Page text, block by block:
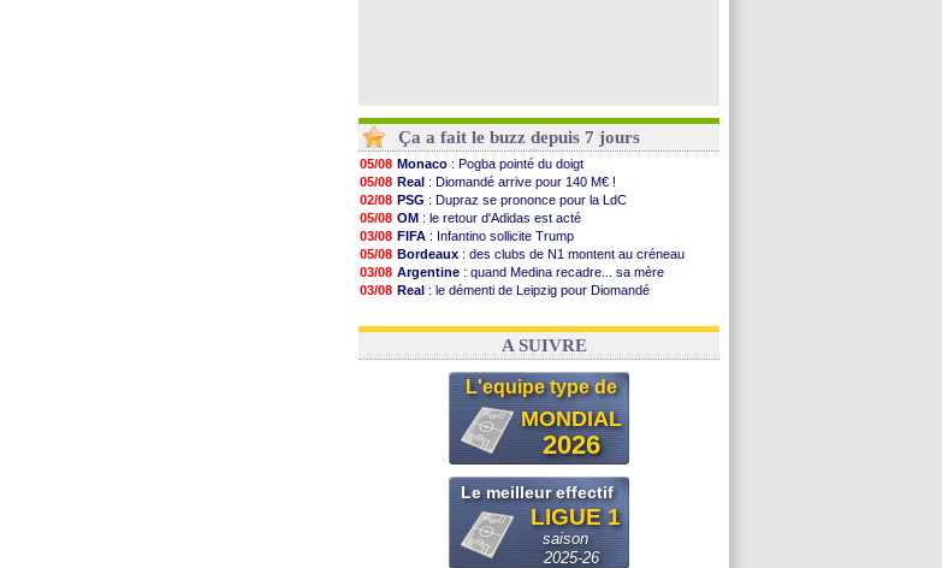
Ça a fait le buzz depuis 7 jours
05/08 Monaco : Pogba pointé du doigt
05/08 Real : Diomandé arrive pour 140 M€ !
02/08 PSG : Dupraz se prononce pour la LdC
05/08 OM : le retour d'Adidas est acté
03/08 FIFA : Infantino sollicite Trump
05/08 Bordeaux : des clubs de N1 montent au créneau
03/08 Argentine : quand Medina recadre... sa mère
03/08 Real : le démenti de Leipzig pour Diomandé
03/08 OM: Paixão attire un 2e club anglais
A SUIVRE
L'equipe type de
MONDIAL
2026
Le meilleur effectif
LIGUE 1
saison
2025-26